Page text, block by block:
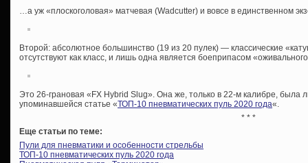
…а уж «плоскоголовая» матчевая (Wadcutter) и вовсе в единственном
Второй: абсолютное большинство (19 из 20 пулек) — классические
отсутствуют как класс, и лишь одна является боеприпасом
Это 26-грановая «FX Hybrid Slug». Она же, только в 22-м калибре, была
упоминавшейся статье «ТОП-10 пневматических пуль 2020 года«.
* * *
Еще статьи по теме:
Пули для пневматики и особенности стрельбы
ТОП-10 пневматических пуль 2020 года